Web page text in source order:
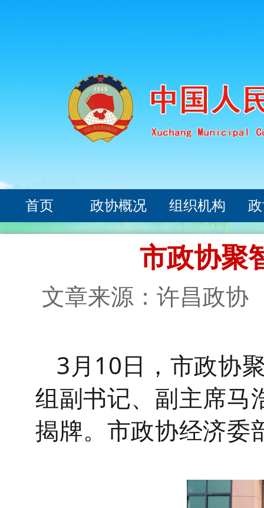
首页 政协概况 组织机构
市政协聚
文章来源：许昌政
3月10日，市政协
组副书记、副主席马
揭牌。市政协经济委